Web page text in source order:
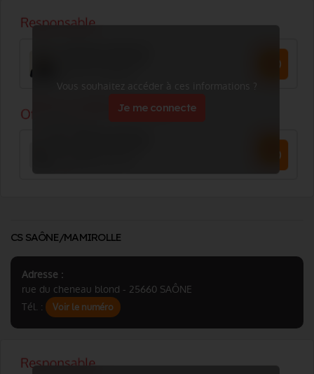
Vous souhaitez accéder à ces informations ?
Je me connecte
CS SAÔNE/MAMIROLLE
Adresse :
rue du cheneau blond - 25660 SAÔNE
Tél. :
Voir le numéro